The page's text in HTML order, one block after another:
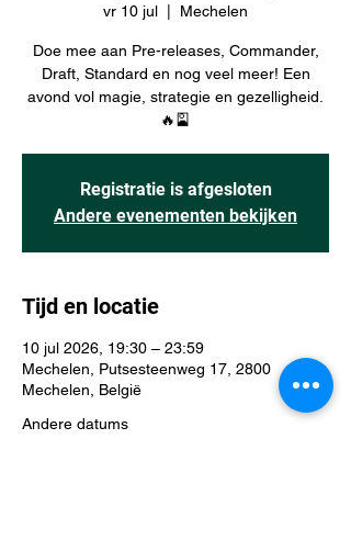
vr 10 jul Mechelen
Doe mee aan Pre-releases, Commander,
Draft, Standard en nog veel meer! Een
avond vol magie, strategie en gezelligheid.
🔥🎴
Registratie is afgesloten
Andere evenementen bekijken
Tijd en locatie
10 jul 2026, 19:30 – 23:59
Mechelen, Putsesteenweg 17, 2800
Mechelen, België
Andere datums